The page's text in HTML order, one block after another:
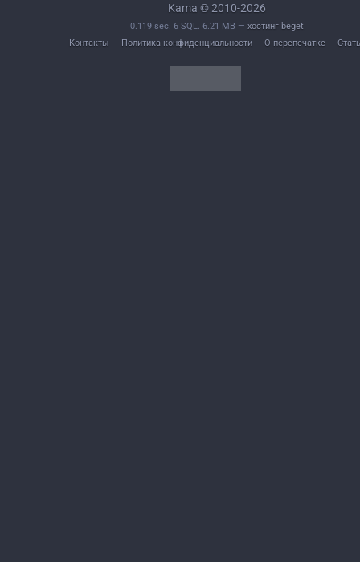
Kama © 2010-2026
0.119 sec. 6 SQL. 6.21 MB — хостинг beget
Контакты
Политика конфиденциальности О перепечатке